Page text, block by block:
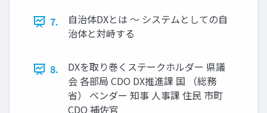
7.
自治体DXとは ～ システムとしての自
治体と対峙する
8.
DXを取り巻くステークホルダー 県議
会 各部局 CDO DX推進課 国 （総務
省） ベンダー 知事 人事課 住民 市町
CDO 補佐官